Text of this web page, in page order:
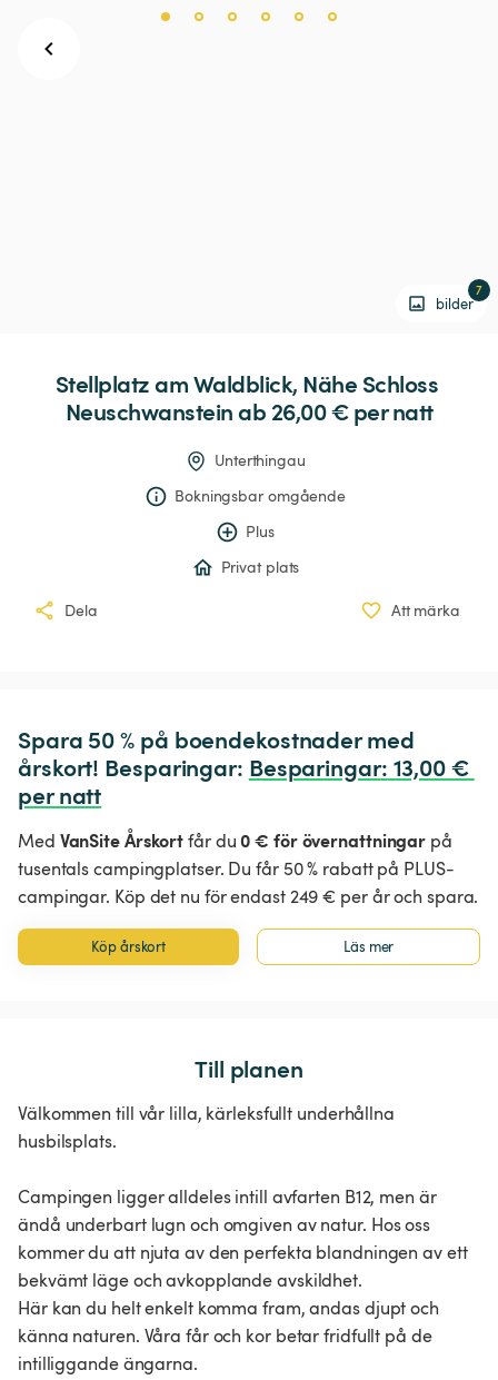
bilder
7
StellplatzamWaldblick, Nähe Schloss
Neuschwanstein ab 26,00 € per natt
Unterthingau
Bokningsbar omgående
Plus
Privat plats
Dela Att märka
Spara 50 % på boendekostnader med
årskort! Besparingar: Besparingar: 13,00 €
per natt
Med VanSite Årskortfår du0 € för övernattningar på
tusentals campingplatser. Du får 50 % rabatt på PLUS-
campingar. Köp det nu för endast 249 € per år och spara.
Köp årskort Läs mer
Till planen
Välkommen till vår lilla, kärleksfullt underhållna
husbilsplats.
Campingen ligger alldeles intill avfarten B12, men är
ändå underbart lugn och omgiven av natur. Hos oss
kommer du att njuta av den perfekta blandningen av ett
bekvämt läge och avkopplande avskildhet.
Här kan du helt enkelt komma fram, andas djupt och
känna naturen. Våra får och kor betar fridfullt på de
intilliggande ängarna.